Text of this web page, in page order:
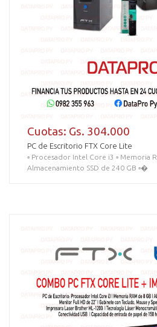
Cuotas: Gs. 304.000
PC de Escritorio FTX Core Lite
▫️ Procesador Intel Core i3 ▫️ Memoria
Almacenamiento SSD de 240 GB ▫�